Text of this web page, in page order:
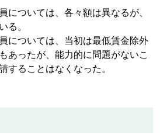
ついては、各々額は異なるが、
る。
については、当初は最低賃金除外
あったが、能力的に問題がないこ
することはなくなった。